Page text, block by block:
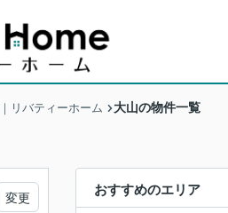
リバティーホーム 大山の物件一覧
おすすめのエリア
変更